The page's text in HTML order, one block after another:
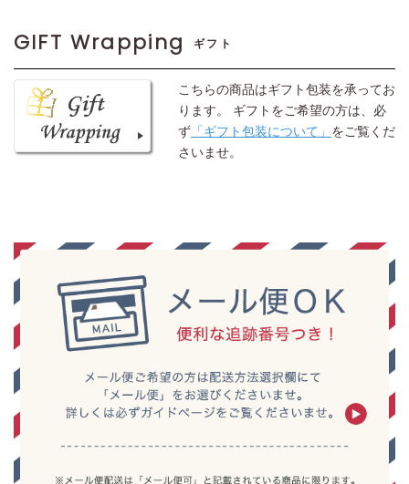
GIFT Wrapping ギフト
こちらの商品はギフト包装を承ってお
ります。 ギフトをご希望の方は、必
ず 「ギフト包装について」 をご覧くだ
さいませ。